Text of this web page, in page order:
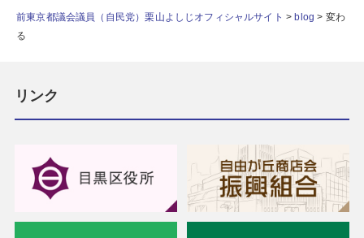
前東京都議会議員（自民党）栗山よしじオフィシャルサイト > blog > 変わ
る
リンク